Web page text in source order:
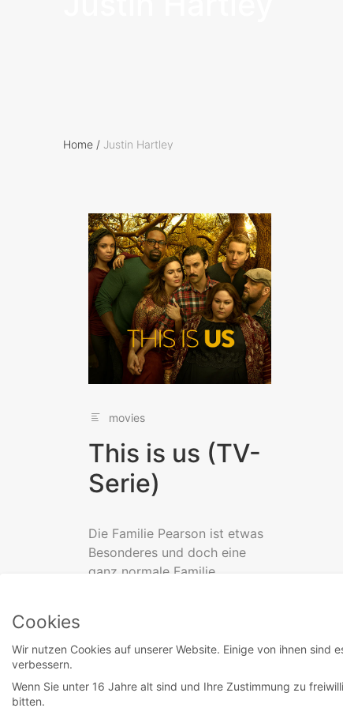
Home / Justin Hartley
movies
This is us (TV-
Serie)
Die Familie Pearson ist etwas
Besonderes und doch eine
ganz normale Familie.
Cookies
Wir nutzen Cookies auf unserer Website. Einige von ihnen sind
verbessern.
Wenn Sie unter 16 Jahre alt sind und Ihre Zustimmung zu
bitten.